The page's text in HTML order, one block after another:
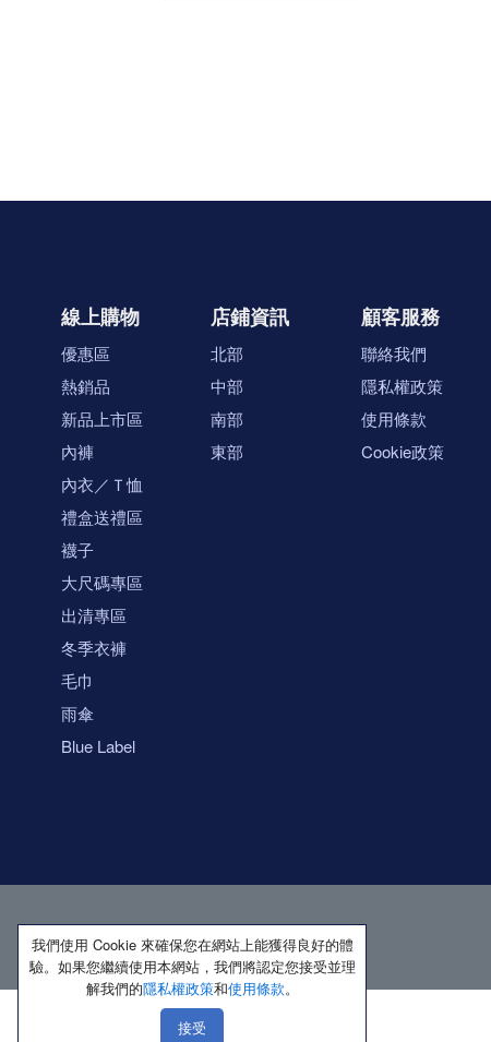
線上購物
優惠區
熱銷品
新品上市區
內褲
內衣／Ｔ恤
禮盒送禮區
襪子
大尺碼專區
出清專區
冬季衣褲
毛巾
雨傘
Blue Label
店鋪資訊
北部
中部
南部
東部
顧客服務
聯絡我們
隱私權政策
使用條款
Cookie政策
著作權所有 保留一切權利
我們使用 Cookie 來確保您在網站上能獲得良好的體
驗。如果您繼續使用本網站，我們將認定您接受並理
解我們的隱私權政策和使用條款。
接受